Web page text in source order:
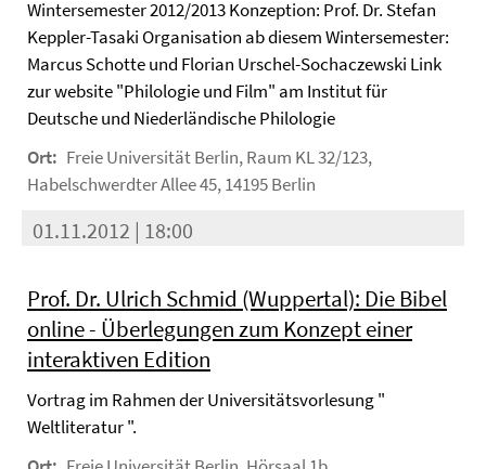
Wintersemester 2012/2013 Konzeption: Prof. Dr. Stefan
Keppler-Tasaki Organisation ab diesem Wintersemester:
Marcus Schotte und Florian Urschel-Sochaczewski Link
zur website "Philologie und Film" am Institut für
Deutsche und Niederländische Philologie
Ort: Freie Universität Berlin, Raum KL 32/123,
Habelschwerdter Allee 45, 14195 Berlin
01.11.2012 | 18:00
Prof. Dr. Ulrich Schmid (Wuppertal): Die Bibel
online - Überlegungen zum Konzept einer
interaktiven Edition
Vortrag im Rahmen der Universitätsvorlesung "
Weltliteratur ".